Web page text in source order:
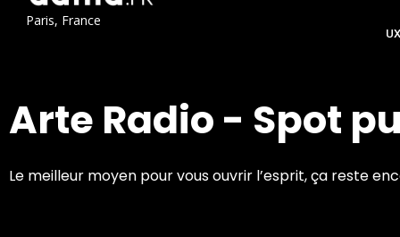
Paris, France
Arte Radio - Spot
Le meilleur moyen pour vous ouvrir l’esprit, ça reste